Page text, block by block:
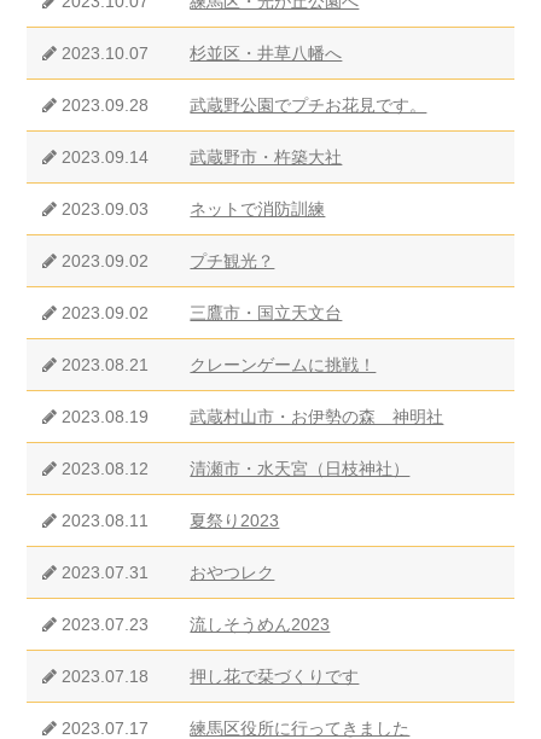
2023.10.07 杉並区・井草八幡へ
2023.09.28 武蔵野公園でプチお花見です。
2023.09.14 武蔵野市・杵築大社
2023.09.03 ネットで消防訓練
2023.09.02 プチ観光？
2023.09.02 三鷹市・国立天文台
2023.08.21 クレーンゲームに挑戦！
2023.08.19 武蔵村山市・お伊勢の森 神明社
2023.08.12 清瀬市・水天宮（日枝神社）
2023.08.11 夏祭り2023
2023.07.31 おやつレク
2023.07.23 流しそうめん2023
2023.07.18 押し花で栞づくりです
2023.07.17 練馬区役所に行ってきました